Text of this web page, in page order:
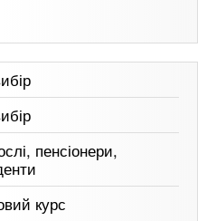
пенсіонери,
курс